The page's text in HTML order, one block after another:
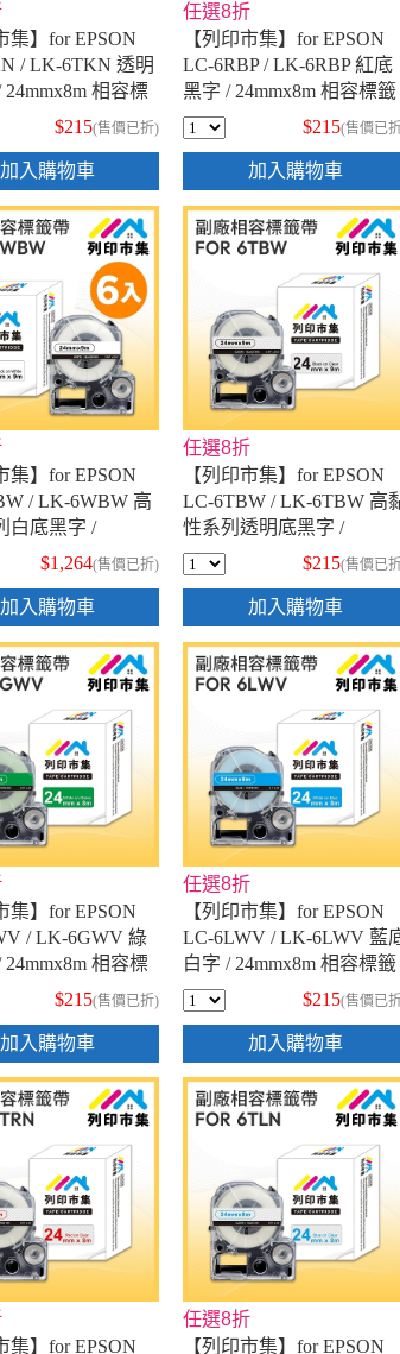
集】for EPSON
/ LK-6TKN 透明
24mmx8m 相容標
$215(售價已折)
加入購物車
任選8折
【列印市集】for EPSON
LC-6RBP / LK-6RBP 紅底
黑字 / 24mmx8m 相容標籤
帶
$215(售價已
加入購物車
集】for EPSON
/ LK-6WBW 高
白底黑字 /
相容標籤帶 - 6入
$1,264(售價已折)
加入購物車
任選8折
【列印市集】for EPSON
LC-6TBW / LK-6TBW 高
性系列透明底黑字 /
24mmx9m 相容標籤帶
$215(售價已
加入購物車
集】for EPSON
/ LK-6GWV 綠
24mmx8m 相容標
$215(售價已折)
加入購物車
任選8折
【列印市集】for EPSON
LC-6LWV / LK-6LWV 藍
白字 / 24mmx8m 相容標籤
帶
$215(售價已
加入購物車
集】for EPSON
任選8折
【列印市集】for EPSON